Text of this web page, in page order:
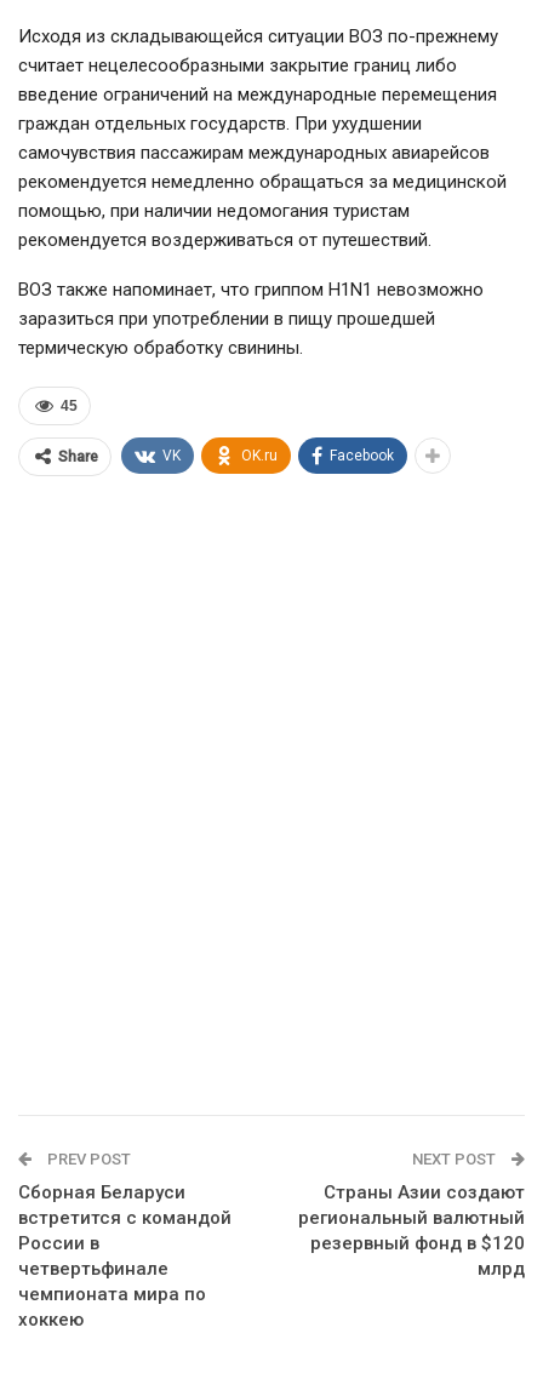
Исходя из складывающейся ситуации ВОЗ по-прежнему
считает нецелесообразными закрытие границ либо
введение ограничений на международные перемещения
граждан отдельных государств. При ухудшении
самочувствия пассажирам международных авиарейсов
рекомендуется немедленно обращаться за медицинской
помощью, при наличии недомогания туристам
рекомендуется воздерживаться от путешествий.
ВОЗ также напоминает, что гриппом H1N1 невозможно
заразиться при употреблении в пищу прошедшей
термическую обработку свинины.
45
Share VK OK.ru Facebook
PREV POST
Сборная Беларуси
встретится с командой
России в
четвертьфинале
чемпионата мира по
хоккею
NEXT POST
Страны Азии создают
региональный валютный
резервный фонд в $120
млрд